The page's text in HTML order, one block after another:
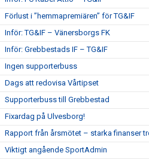
Förlust i ”hemmapremiären” för TG&IF
Inför: TG&IF – Vänersborgs FK
Inför: Grebbestads IF – TG&IF
Ingen supporterbuss
Dags att redovisa Vårtipset
Supporterbuss till Grebbestad
Fixardag på Ulvesborg!
Rapport från årsmötet – starka finanser
Viktigt angående SportAdmin